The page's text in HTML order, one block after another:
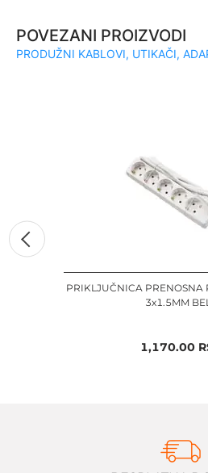
POVEZANI PROIZVODI
PRODUŽNI KABLOVI, UTIKAČI,
PRIKLJUČNICA PRENOSNA
3x1.5MM
1,170.00